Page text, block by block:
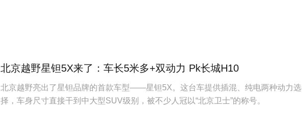
北京越野星钽5X来了：车长5米多+双动力 Pk长城H10
北京越野亮出了星钽品牌的首款车型——星钽5X。这台车提供插混、纯电两种动力选
择，车身尺寸直接干到中大型SUV级别，被不少人冠以“北京卫士”的称号。